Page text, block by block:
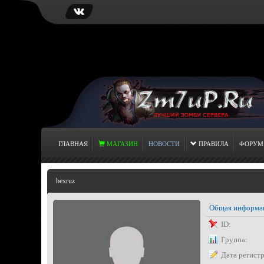
ГЛАВНАЯ МАГАЗИН НОВОСТИ ПРАВИЛА ФОРУМ
bexruz
Общая
ID:
Группа:
Дата